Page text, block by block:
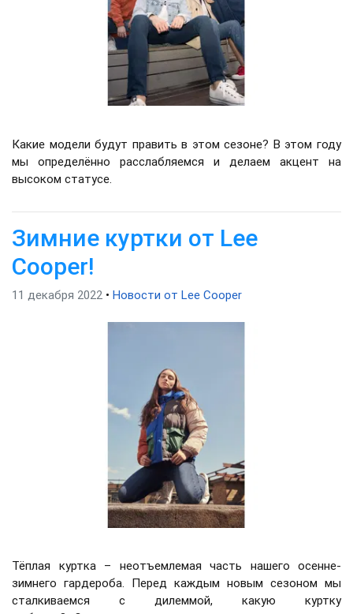
Какие модели будут править в этом сезоне? В этом году
мы определённо расслабляемся и делаем акцент на
высоком статусе.
Зимние куртки от Lee
Cooper!
11 декабря 2022 • Новости от Lee Cooper
Тёплая куртка – неотъемлемая часть нашего осенне-
зимнего гардероба. Перед каждым новым сезоном мы
сталкиваемся с дилеммой, какую куртку